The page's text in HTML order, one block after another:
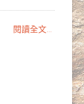
閱讀全文...